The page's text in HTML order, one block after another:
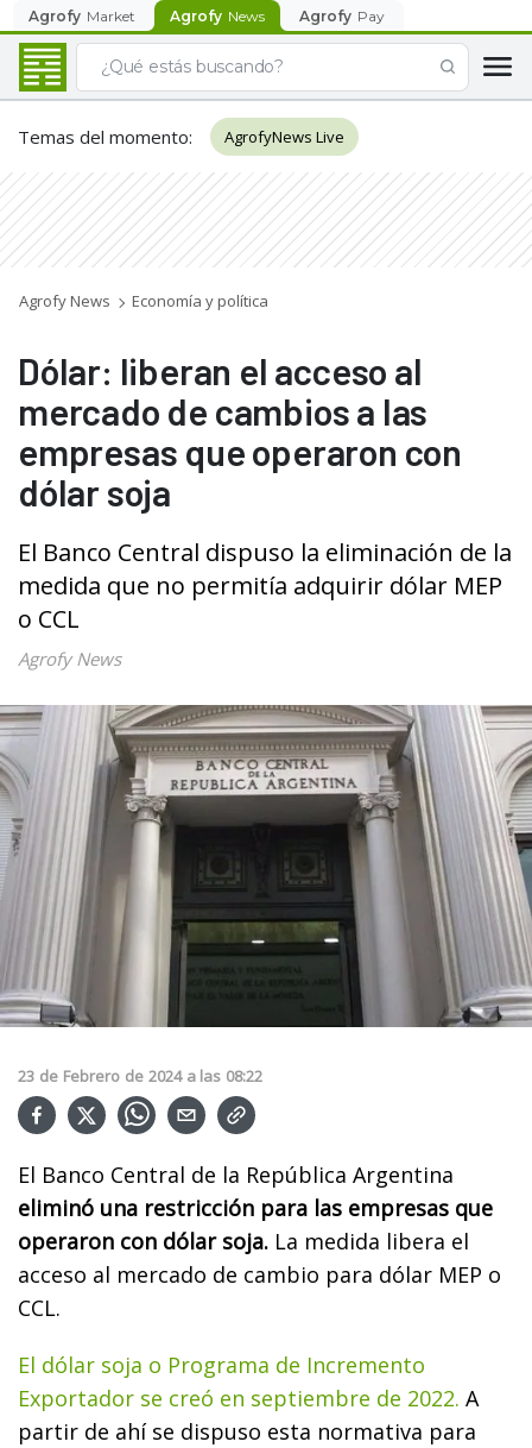
Agrofy Market Agrofy News Agrofy Pay
Temas del momento: AgrofyNews Live
Agrofy News Economía y política
Dólar: liberan el acceso al
mercado de cambios a las
empresas que operaron con
dólar soja
El Banco Central dispuso la eliminación de la
medida que no permitía adquirir dólar MEP
o CCL
Agrofy News
23 de Febrero de 2024 a las 08:22
El Banco Central de la República Argentina
eliminó una restricción para las empresas que
operaron con dólar soja. La medida libera el
acceso al mercado de cambio para dólar MEP o
CCL.
El dólar soja o Programa de Incremento
Exportador se creó en septiembre de 2022. A
partir de ahí se dispuso esta normativa para